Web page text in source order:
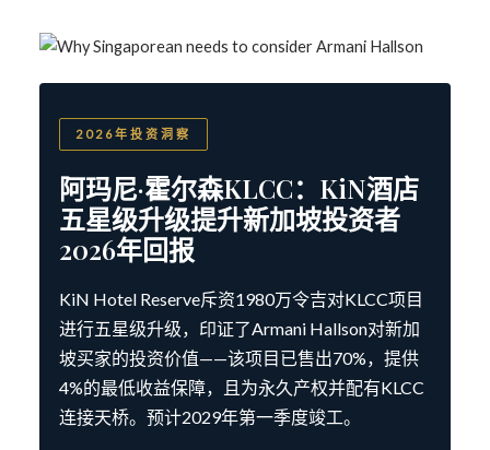
2026年投资洞察
阿玛尼·霍尔森KLCC：KiN酒店
五星级升级提升新加坡投资者
2026年回报
KiN Hotel Reserve斥资1980万令吉对KLCC项目
进行五星级升级，印证了Armani Hallson对新加
坡买家的投资价值——该项目已售出70%，提供
4%的最低收益保障，且为永久产权并配有KLCC
连接天桥。预计2029年第一季度竣工。